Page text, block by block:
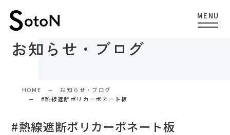
お知らせ・ブログ
HOME
お知らせ・ブログ
#熱線遮断ポリカーボネート板
#熱線遮断ポリカーボネート板